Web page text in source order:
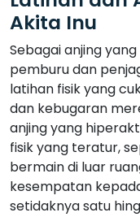
Akita Inu
Sebagai anjing
pemburu dan
latihan fisik yang
dan kebugaran
anjing yang
fisik yang teratur,
bermain di luar
kesempatan
setidaknya satu